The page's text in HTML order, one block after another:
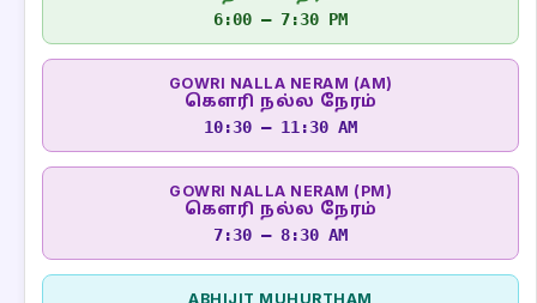
6:00 – 7:30 PM
GOWRI NALLA NERAM (AM)
கௌரி நல்ல நேரம்
10:30 – 11:30 AM
GOWRI NALLA NERAM (PM)
கௌரி நல்ல நேரம்
7:30 – 8:30 AM
ABHIJIT MUHURTHAM